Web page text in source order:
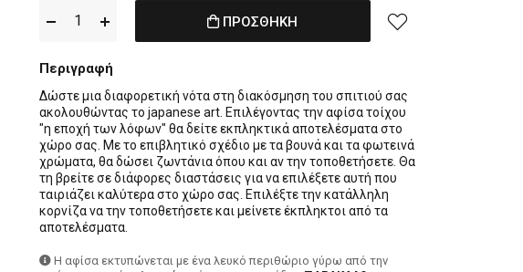
ΠΡΟΣΘΗΚΗ
Περιγραφή
Δώστε μια διαφορετική νότα στη διακόσμηση του σπιτιού σας
ακολουθώντας το japanese art. Επιλέγοντας την αφίσα τοίχου
"η εποχή των λόφων" θα δείτε εκπληκτικά αποτελέσματα στο
χώρο σας. Με το επιβλητικό σχέδιο με τα βουνά και τα φωτεινά
χρώματα, θα δώσει ζωντάνια όπου και αν την τοποθετήσετε. Θα
τη βρείτε σε διάφορες διαστάσεις για να επιλέξετε αυτή που
ταιριάζει καλύτερα στο χώρο σας. Επιλέξτε την κατάλληλη
κορνίζα να την τοποθετήσετε και μείνετε έκπληκτοι από τα
αποτελέσματα.
Η αφίσα εκτυπώνεται με ένα λευκό περιθώριο γύρω από την